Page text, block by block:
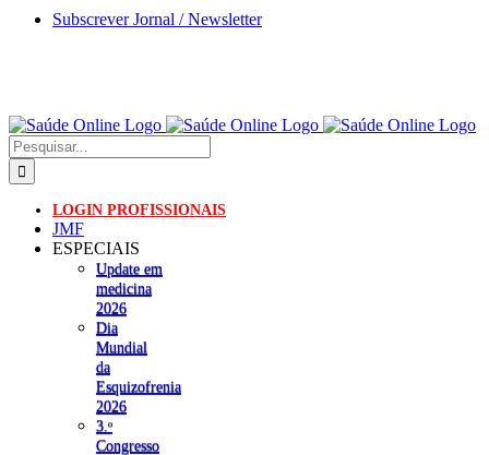
Skip
Subscrever Jornal / Newsletter
Pesquisar
LOGIN PROFISSIONAIS
JMF
ESPECIAIS
Update em
medicina
2026
Dia
Mundial
da
Esquizofrenia
2026
3.ᵒ
Congresso